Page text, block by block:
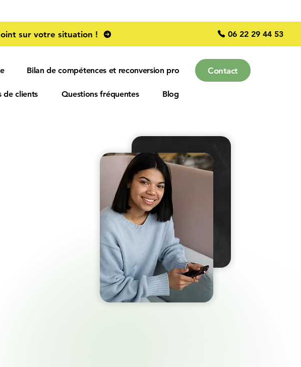
sur votre situation ! 06 22 29 44 53
Bilan de compétences et reconversion pro
de clients Questions fréquentes Blog
Contact